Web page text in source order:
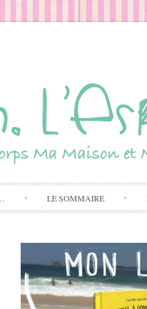
LE SOMMAIRE